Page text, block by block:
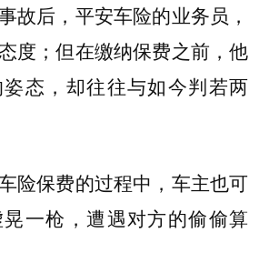
故后，平安车险的业务员，
度；但在缴纳保费之前，他
态，却往往与如今判若两
险保费的过程中，车主也可
一枪，遭遇对方的偷偷算